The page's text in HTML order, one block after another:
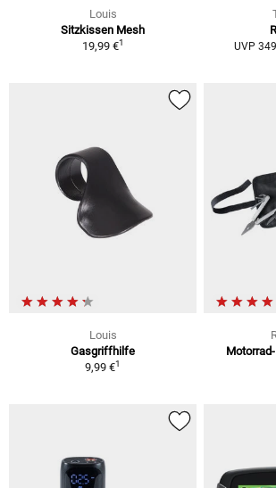
Louis
Sitzkissen Mesh
19,99 €1 UVP
Louis
Gasgriffhilfe
9,99 €1